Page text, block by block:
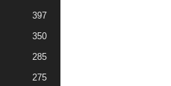
397
350
285
275